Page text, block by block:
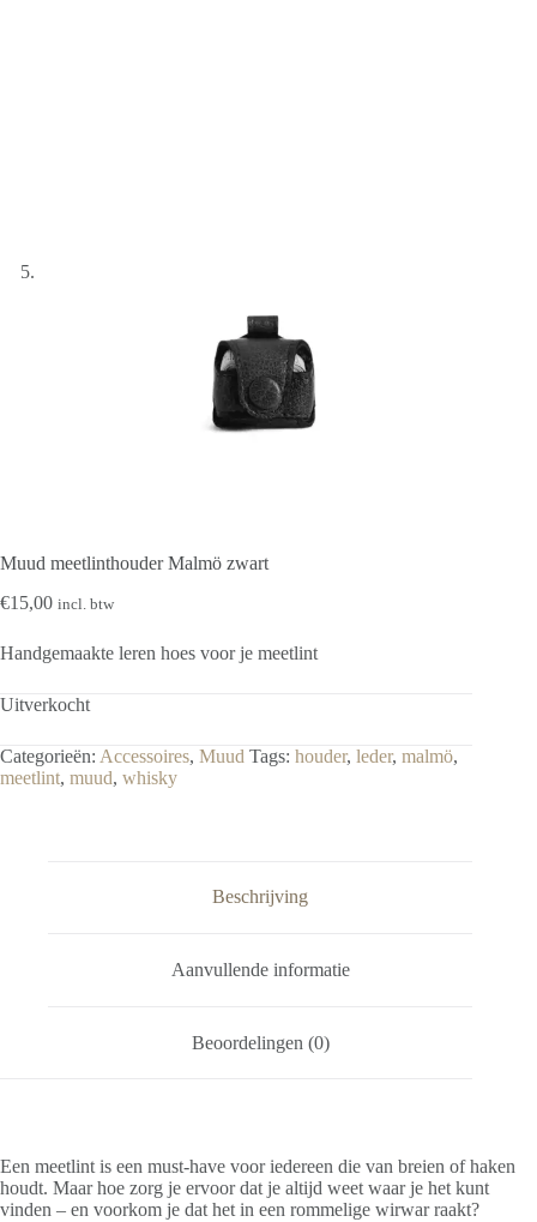
Muud meetlinthouder Malmö zwart
€15,00 incl. btw
Handgemaakte leren hoes voor je meetlint
Uitverkocht
Categorieën: Accessoires, Muud Tags: houder, leder, malmö,
meetlint, muud, whisky
Beschrijving
Aanvullende informatie
Beoordelingen (0)
Een meetlint is een must-have voor iedereen die van breien of haken
houdt. Maar hoe zorg je ervoor dat je altijd weet waar je het kunt
vinden – en voorkom je dat het in een rommelige wirwar raakt?